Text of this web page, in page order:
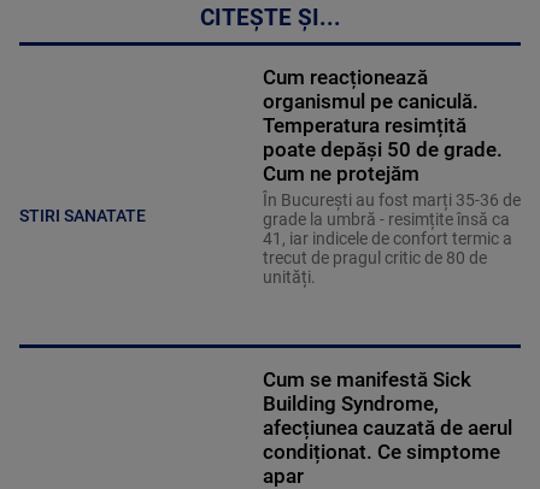
CITEȘTE ȘI...
STIRI SANATATE
Cum reacționează
organismul pe caniculă.
Temperatura resimțită
poate depăși 50 de grade.
Cum ne protejăm
În București au fost marți 35-36 de
grade la umbră - resimțite însă ca
41, iar indicele de confort termic a
trecut de pragul critic de 80 de
unități.
Cum se manifestă Sick
Building Syndrome,
afecțiunea cauzată de aerul
condiționat. Ce simptome
apar